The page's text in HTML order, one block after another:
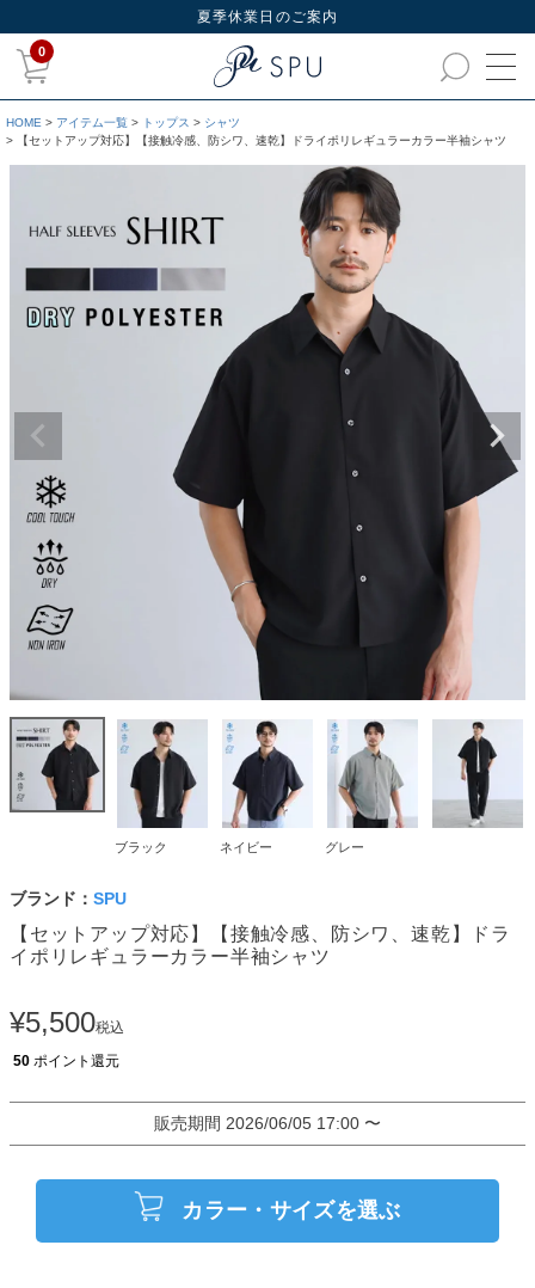
夏季休業日のご案内
0
HOME アイテム一覧 トップス
シャツ
【セットアップ対応】【接触冷感、防シワ、速乾】ドライポリレギュラーカラー半袖シャツ
ブラック ネイビー グレー
ブランド： SPU
【セットアップ対応】【接触冷感、防シワ、速乾】ドラ
イポリレギュラーカラー半袖シャツ
¥5,500税込
50 ポイント還元
販売期間 2026/06/05 17:00 〜
カラー・サイズを選ぶ